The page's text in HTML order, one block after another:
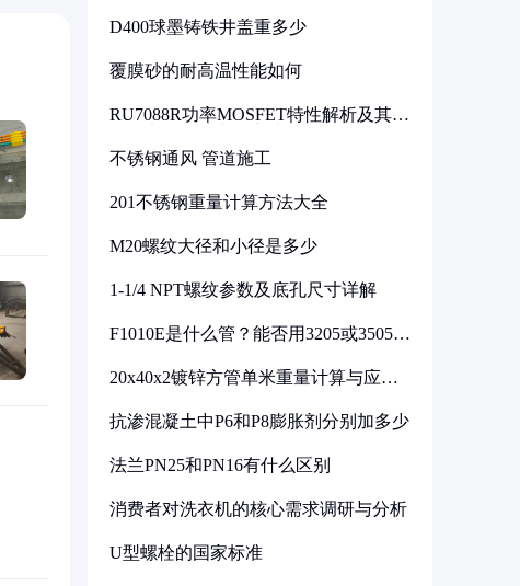
D400球墨铸铁井盖重多少
覆膜砂的耐高温性能如何
RU7088R功率MOSFET特性解析及其在
不锈钢通风 管道施工
201不锈钢重量计算方法大全
M20螺纹大径和小径是多少
1-1/4 NPT螺纹参数及底孔尺寸详解
F1010E是什么管？能否用3205或3505代
20x40x2镀锌方管单米重量计算与应用
抗渗混凝土中P6和P8膨胀剂分别加多少
法兰PN25和PN16有什么区别
消费者对洗衣机的核心需求调研与分析
U型螺栓的国家标准